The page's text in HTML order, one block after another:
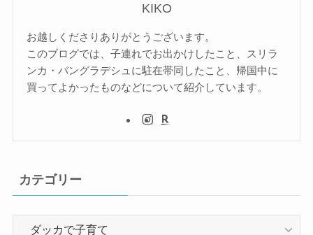
KIKO
お越しくださりありがとうございます。
このブログでは、子連れでお出かけしたこと、スリラ
ンカ・バングラデシュに駐在帯同したこと、帰国中に
買ってよかったものなどについて紹介しています。
カテゴリー